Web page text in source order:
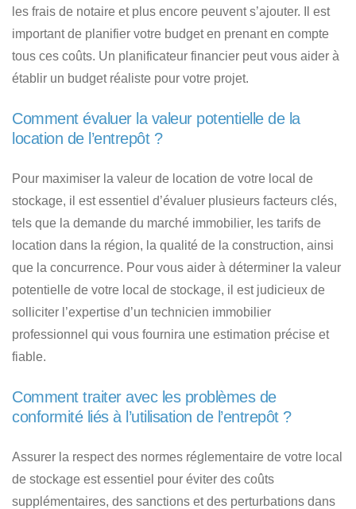
les frais de notaire et plus encore peuvent s’ajouter. Il est
important de planifier votre budget en prenant en compte
tous ces coûts. Un planificateur financier peut vous aider à
établir un budget réaliste pour votre projet.
Comment évaluer la valeur potentielle de la
location de l’entrepôt ?
Pour maximiser la valeur de location de votre local de
stockage, il est essentiel d’évaluer plusieurs facteurs clés,
tels que la demande du marché immobilier, les tarifs de
location dans la région, la qualité de la construction, ainsi
que la concurrence. Pour vous aider à déterminer la valeur
potentielle de votre local de stockage, il est judicieux de
solliciter l’expertise d’un technicien immobilier
professionnel qui vous fournira une estimation précise et
fiable.
Comment traiter avec les problèmes de
conformité liés à l’utilisation de l’entrepôt ?
Assurer la respect des normes réglementaire de votre local
de stockage est essentiel pour éviter des coûts
supplémentaires, des sanctions et des perturbations dans